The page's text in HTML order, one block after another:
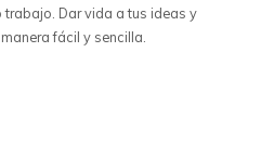
Dar vida a tus ideas y
fácil y sencilla.